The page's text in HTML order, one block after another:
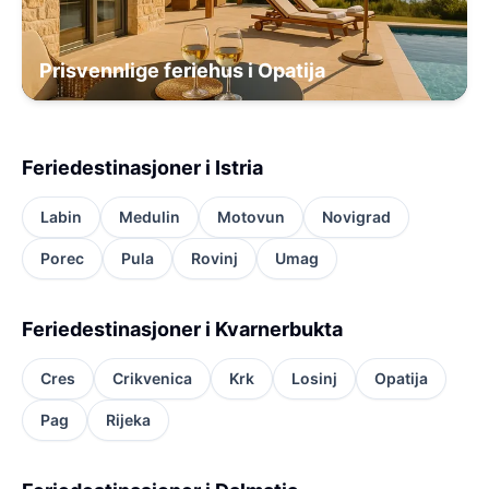
Prisvennlige feriehus i Opatija
Feriedestinasjoner i Istria
Labin Medulin Motovun Novigrad
Porec Pula Rovinj Umag
Feriedestinasjoner i Kvarnerbukta
Cres Crikvenica Krk Losinj Opatija
Pag Rijeka